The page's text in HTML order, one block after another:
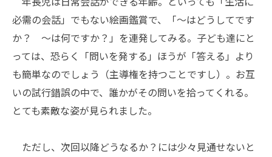
必需の会話」でもない絵画鑑賞で、「〜はどうしてです
か？ 〜は何ですか？」を連発してみる。子ども達にと
っては、恐らく「問いを発する」ほうが「答える」より
も簡単なのでしょう（主導権を持つことですし）。お互
いの試行錯誤の中で、誰かがその問いを拾ってくれる。
とても素敵な姿が見られました。
ただし、次回以降どうなるか？には少々見通せないと